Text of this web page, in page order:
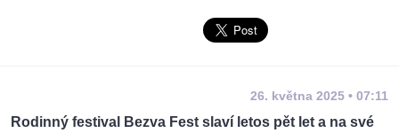
26. května 2025 • 07:11
Rodinný festival Bezva Fest slaví letos pět let a na své